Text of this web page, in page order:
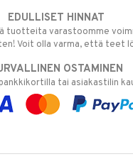
EDULLISET HINNAT
tuotteita varastoomme
Voit olla varma, että teet
OSTAMINEN
tai asiakastilin